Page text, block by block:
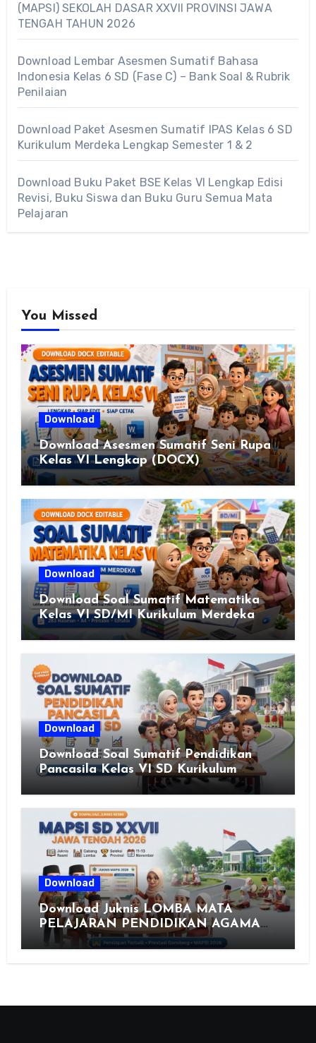
(MAPSI) SEKOLAH DASAR XXVII PROVINSI JAWA
TENGAH TAHUN 2026
Download Lembar Asesmen Sumatif Bahasa
Indonesia Kelas 6 SD (Fase C) – Bank Soal & Rubrik
Penilaian
Download Paket Asesmen Sumatif IPAS Kelas 6 SD
Kurikulum Merdeka Lengkap Semester 1 & 2
Download Buku Paket BSE Kelas VI Lengkap Edisi
Revisi, Buku Siswa dan Buku Guru Semua Mata
Pelajaran
You Missed
Download
Download Asesmen Sumatif Seni Rupa
Kelas VI Lengkap (DOCX)
Download
Download Soal Sumatif Matematika
Kelas VI SD/MI Kurikulum Merdeka
Download
Download Soal Sumatif Pendidikan
Pancasila Kelas VI SD Kurikulum
Merdeka, Solusi Praktis Guru
Download
Download Juknis LOMBA MATA
PELAJARAN PENDIDIKAN AGAMA
ISLAM DAN SENI ISLAMI (MAPSI)